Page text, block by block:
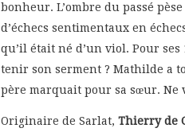
bonheur. L’ombre du passé
d’échecs sentimentaux en
qu’il était né d’un viol. Pour
tenir son serment ? Mathilde a
père marquait pour sa sœur. Ne
Originaire de Sarlat,Thierry de